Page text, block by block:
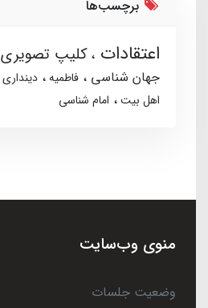
برچسب‌ها
اعتقادات کلیپ تصویری
جهان شناسی
فاطمیه دینداری
اهل بیت
امام شناسی
منوی وب‌سایت
وضعیت جلسات